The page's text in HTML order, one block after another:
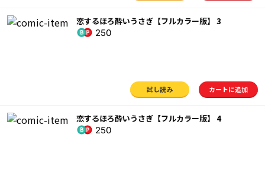
恋するほろ酔いうさぎ【フルカラー版】 3
250
試し読み カートに追加
恋するほろ酔いうさぎ【フルカラー版】 4
250